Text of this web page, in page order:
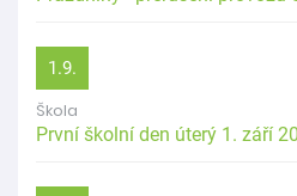
1.9.
Škola
První školní den úterý 1. září